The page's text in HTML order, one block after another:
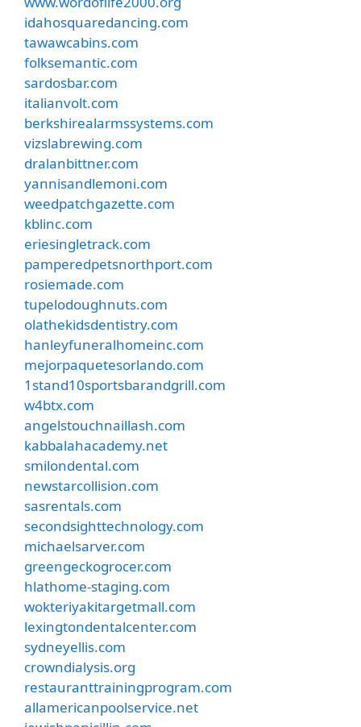
idahosquaredancing.com
tawawcabins.com
folksemantic.com
sardosbar.com
italianvolt.com
berkshirealarmssystems.com
vizslabrewing.com
dralanbittner.com
yannisandlemoni.com
weedpatchgazette.com
kblinc.com
eriesingletrack.com
pamperedpetsnorthport.com
rosiemade.com
tupelodoughnuts.com
olathekidsdentistry.com
hanleyfuneralhomeinc.com
mejorpaquetesorlando.com
1stand10sportsbarandgrill.com
w4btx.com
angelstouchnaillash.com
kabbalahacademy.net
smilondental.com
newstarcollision.com
sasrentals.com
secondsighttechnology.com
michaelsarver.com
greengeckogrocer.com
hlathome-staging.com
wokteriyakitargetmall.com
lexingtondentalcenter.com
sydneyellis.com
crowndialysis.org
restauranttrainingprogram.com
allamericanpoolservice.net